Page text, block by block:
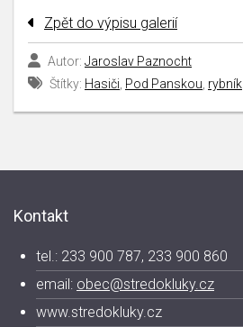
Zpět do výpisu galerií
Autor: Jaroslav Paznocht
Štítky: Hasiči Pod Panskou rybník
Kontakt
tel.: 233 900 787, 233 900 860
email: obec@stredokluky.cz
www.stredokluky.cz